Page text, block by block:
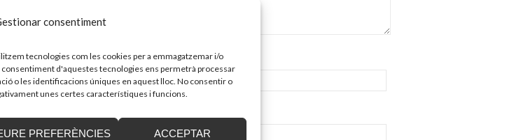
consentiment
tecnologies com les cookies per a emmagatzemar i/o
d'aquestes tecnologies ens permetrà processar
o les identificacions úniques en aquest lloc. No consentir o
unes certes característiques i funcions.
ACCEPTAR
PREFERÈNCIES
Adreça electrònica